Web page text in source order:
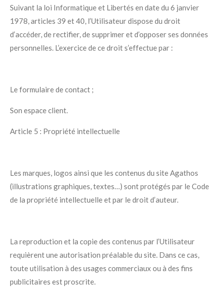
Suivant la loi Informatique et Libertés en date du 6 janvier
1978, articles 39 et 40, l’Utilisateur dispose du droit
d’accéder, de rectifier, de supprimer et d’opposer ses données
personnelles. L’exercice de ce droit s’effectue par :
Le formulaire de contact ;
Son espace client.
Article 5 : Propriété intellectuelle
Les marques, logos ainsi que les contenus du site Agathos
(illustrations graphiques, textes…) sont protégés par le Code
de la propriété intellectuelle et par le droit d’auteur.
La reproduction et la copie des contenus par l’Utilisateur
requièrent une autorisation préalable du site. Dans ce cas,
toute utilisation à des usages commerciaux ou à des fins
publicitaires est proscrite.